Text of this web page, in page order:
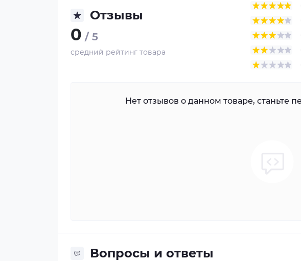
Отзывы
0 / 5
средний рейтинг товара
Нет отзывов о данном товаре, станьте
Вопросы и ответы